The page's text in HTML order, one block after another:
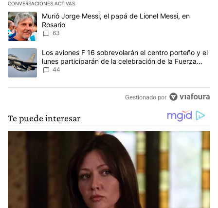
CONVERSACIONES ACTIVAS
Este listado muestra los artículos con más comentarios en los
Un artículo de tendencia con el título "Murió Jorge Messi, el
Murió Jorge Messi, el papá de Lionel Messi, en
Rosario
63
Un artículo de tendencia con el título "Los aviones F 16
Los aviones F 16 sobrevolarán el centro porteño y el
lunes participarán de la celebración de la Fuerza
Aérea
44
Gestionado por